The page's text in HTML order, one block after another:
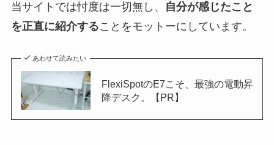
当サイトでは忖度は一切無し、
自分が感じたこと
を正直に紹介することをモットーにしています。
あわせて読みたい
FlexiSpotのE7こそ、最強の電動昇
降デスク。【PR】